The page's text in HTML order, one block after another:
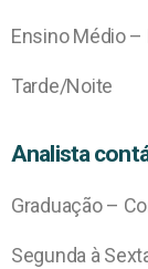
Ensino Médio
Tarde/Noite
Analista
Graduação –
Segunda à